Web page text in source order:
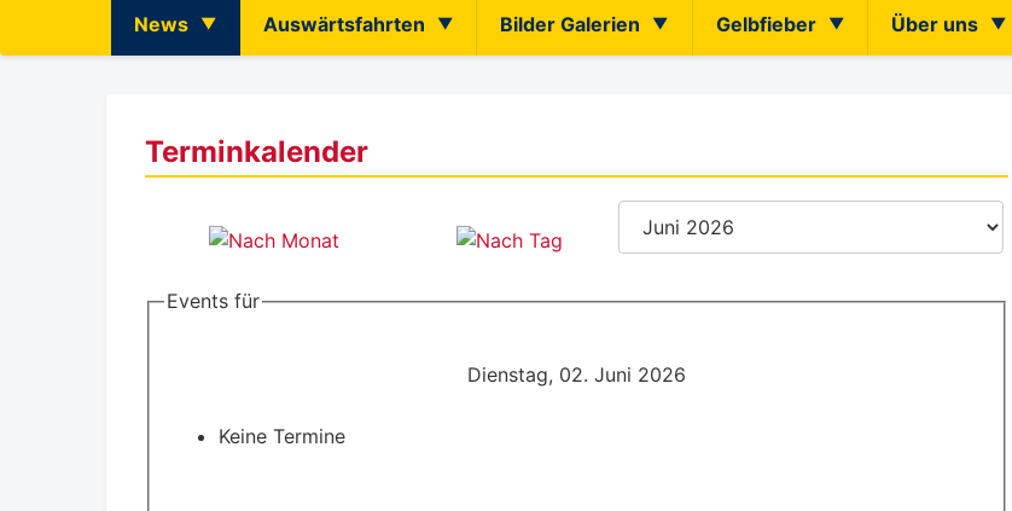
News Auswärtsfahrten Bilder Galerien Gelbfieber Über uns
Terminkalender
Events für
Dienstag, 02. Juni 2026
Keine Termine